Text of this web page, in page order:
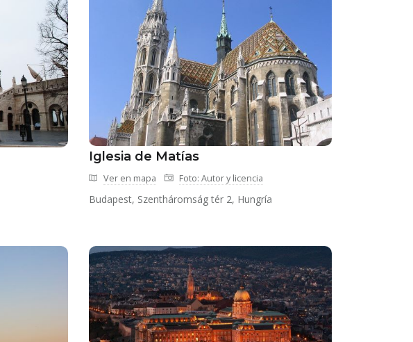
Iglesia de Matías
Ver en mapa Foto: Autor y licencia
Budapest, Szentháromság tér 2, Hungría